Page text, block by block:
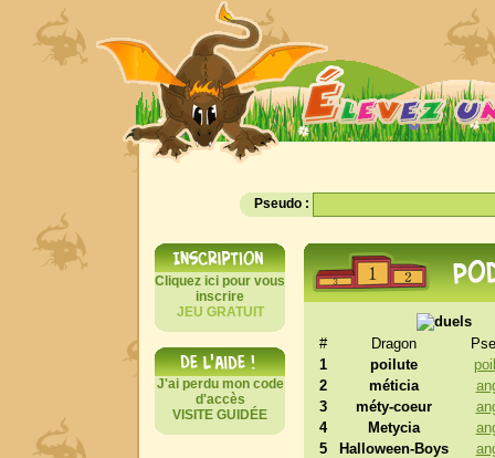
Pseudo :
Cliquez ici pour vous
inscrire
JEU GRATUIT
J'ai perdu mon code
d'accès
VISITE GUIDÉE
# Dragon
1
poilute
2
méticia
3
méty-coeur
4
Metycia
5
Halloween-Boys